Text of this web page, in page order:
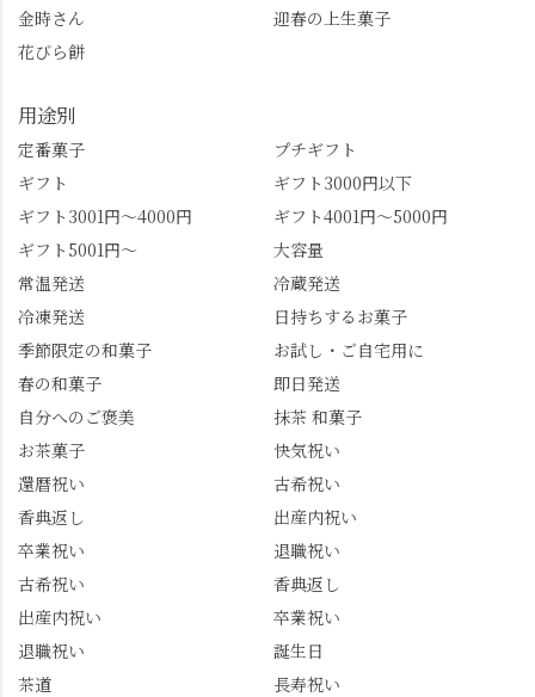
金時さん
迎春の上生菓子
花びら餅
用途別
定番菓子
プチギフト
ギフト
ギフト3000円以下
ギフト3001円～4000円
ギフト4001円～5000円
ギフト5001円～
大容量
常温発送
冷蔵発送
冷凍発送
日持ちするお菓子
季節限定の和菓子
お試し・ご自宅用に
春の和菓子
即日発送
自分へのご褒美
抹茶 和菓子
お茶菓子
快気祝い
還暦祝い
古希祝い
香典返し
出産内祝い
卒業祝い
退職祝い
古希祝い
香典返し
出産内祝い
卒業祝い
退職祝い
誕生日
茶道
長寿祝い